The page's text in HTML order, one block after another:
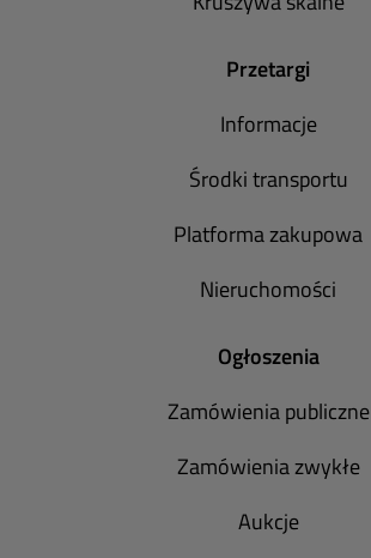
Przetargi
Informacje
Środki transportu
Platforma zakupowa
Nieruchomości
Ogłoszenia
Zamówienia publiczne
Zamówienia zwykłe
Aukcje